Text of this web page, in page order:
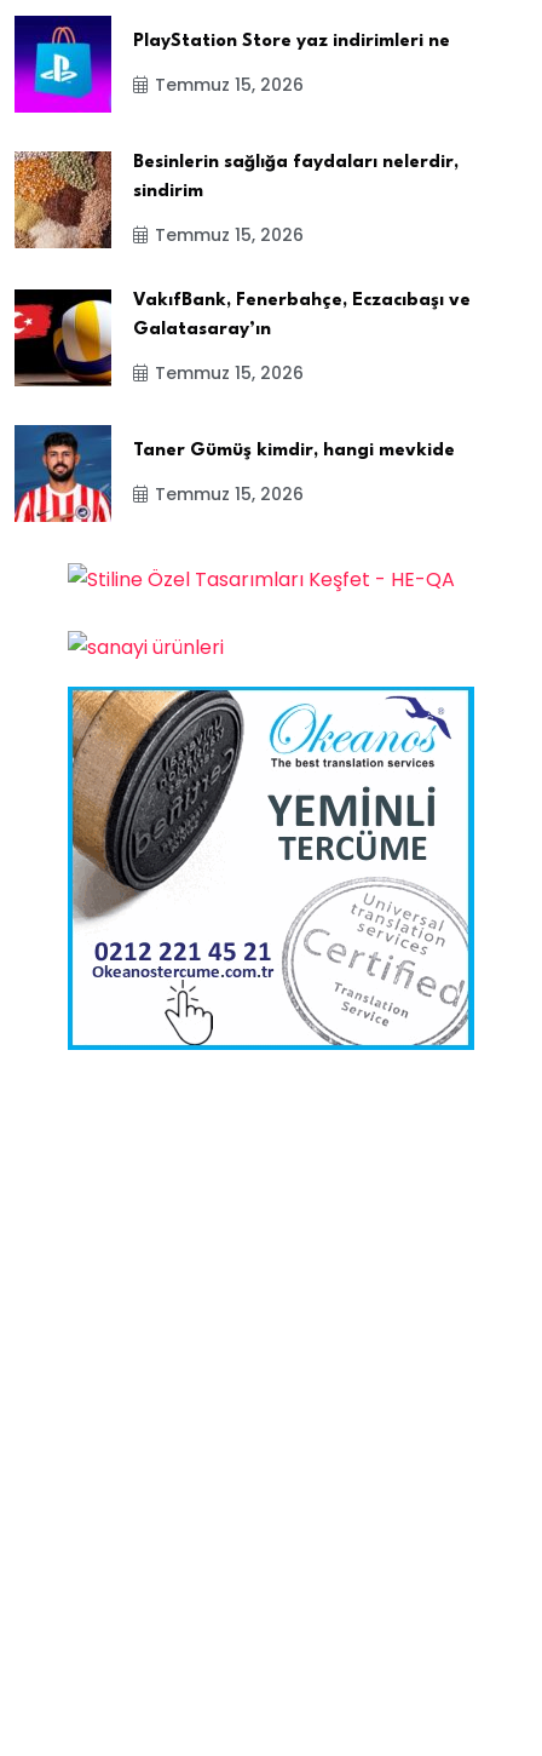
PlayStation Store yaz indirimleri ne
Temmuz 15, 2026
Besinlerin sağlığa faydaları nelerdir,
sindirim
Temmuz 15, 2026
VakıfBank, Fenerbahçe, Eczacıbaşı ve
Galatasaray’ın
Temmuz 15, 2026
Taner Gümüş kimdir, hangi mevkide
Temmuz 15, 2026